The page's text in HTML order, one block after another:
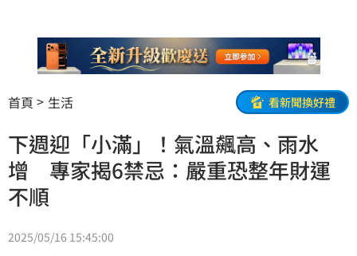
首頁 生活 看新聞換好禮
下週迎「小滿」！氣溫飆高、雨水
增 專家揭6禁忌：嚴重恐整年財運
不順
2025/05/16 15:45:00